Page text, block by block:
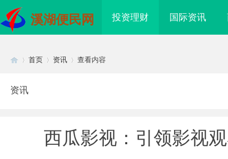
溪湖便民网 投资理财 国际资讯
首页 资讯 查看内容
资讯
西瓜影视：引领影视